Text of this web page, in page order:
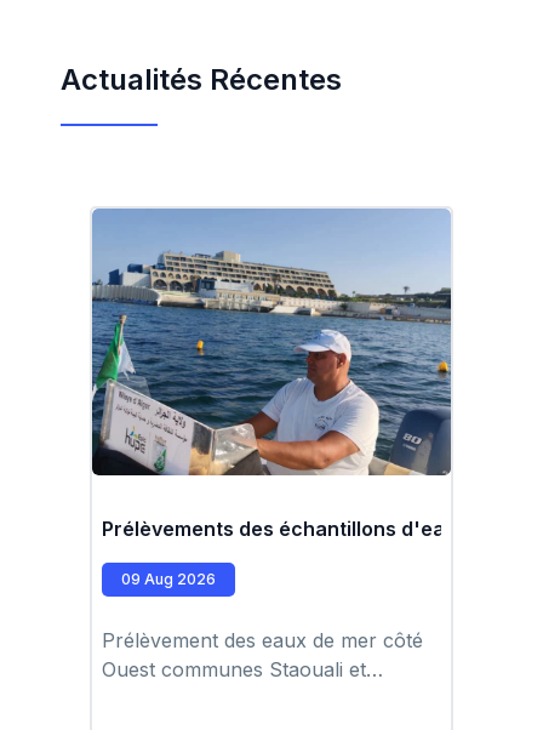
Actualités Récentes
Prélèvements des échantillons d'eau de mer
09 Aug 2026
Prélèvement des eaux de mer côté
Ouest communes Staouali et